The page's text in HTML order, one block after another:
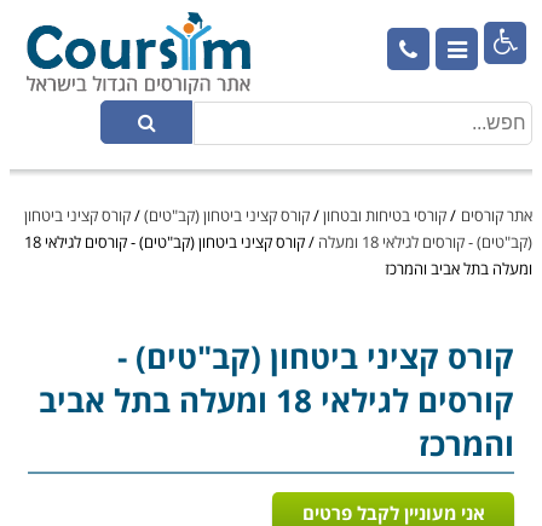

אתר קורסים /קורסי בטיחות ובטחון/קורס קציני ביטחון (קב"טים)/קורס קציני ביטחון
(קב"טים) - קורסים לגילאי 18 ומעלה
/
קורס קציני ביטחון (קב"טים) - קורסים לגילאי 18
ומעלה בתל אביב והמרכז
קורס קציני ביטחון (קב"טים) -
קורסים לגילאי 18 ומעלה בתל אביב
והמרכז
אני מעוניין לקבל פרטים